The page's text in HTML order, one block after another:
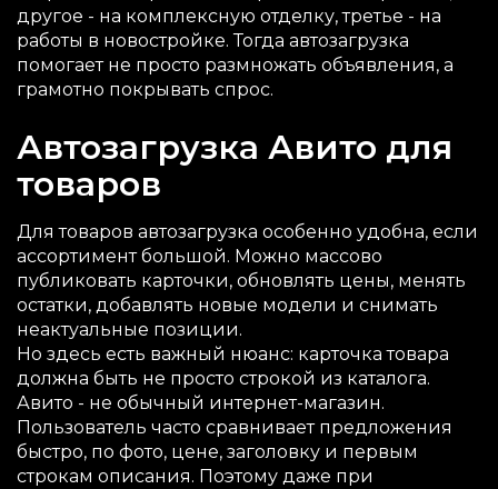
другое - на комплексную отделку, третье - на
работы в новостройке. Тогда автозагрузка
помогает не просто размножать объявления, а
грамотно покрывать спрос.
Автозагрузка Авито для
товаров
Для товаров автозагрузка особенно удобна, если
ассортимент большой. Можно массово
публиковать карточки, обновлять цены, менять
остатки, добавлять новые модели и снимать
неактуальные позиции.
Но здесь есть важный нюанс: карточка товара
должна быть не просто строкой из каталога.
Авито - не обычный интернет-магазин.
Пользователь часто сравнивает предложения
быстро, по фото, цене, заголовку и первым
строкам описания. Поэтому даже при